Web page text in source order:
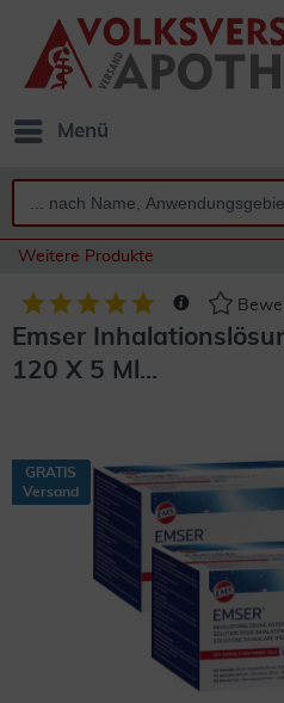
Menü
Weitere Produkte
Emser
120 X 5 Ml...
GRATIS
Versand